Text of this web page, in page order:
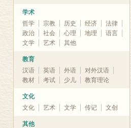
学术
哲学
宗教 历史 经济
法律
政治
社会 心理 地理
语言
文学
艺术 其他
教育
汉语
英语 外语
对外汉语
教材
考试 少儿 教育理论
文化
文化
艺术 文学 传记 文创
其他